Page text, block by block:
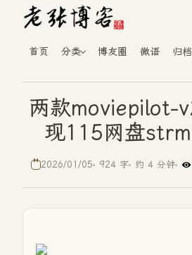
首页 分类 博友圈 微语 归档
两款moviepilot-
现115网盘
2026/01/05 924 字 约 4 分钟